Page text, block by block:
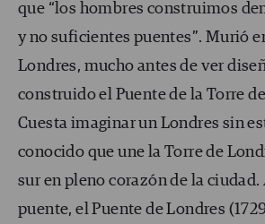
que “los hombres construimos
y no suficientes puentes”. Murió
Londres, mucho antes de ver
construido el Puente de la Torre
Cuesta imaginar un Londres sin
conocido que une la Torre de
sur en pleno corazón de la ciudad.
puente, el Puente de Londres